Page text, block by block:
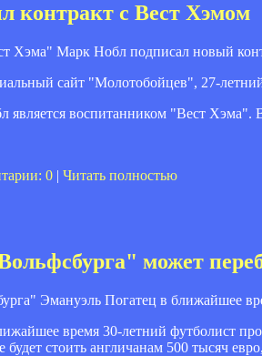
контракт с Вест Хэмом
Хэма" Марк Нобл подписал новый
сайт "Молотобойцев", 27-
воспитанником "Вест Хэма".
0 | Читать полностью
может
Эмануэль Погатец в ближайшее
время 30-летний футболист
будет стоить англичанам 500 тысяч